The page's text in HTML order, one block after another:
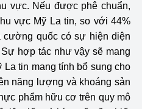
vực. Nếu được phê chuẩn,
vực Mỹ La tin, so với 44%
cường quốc có sự hiện diện
hợp tác như vậy sẽ mang
tin mang tính bổ sung cho
năng lượng và khoáng sản
phẩm hữu cơ trên quy mô